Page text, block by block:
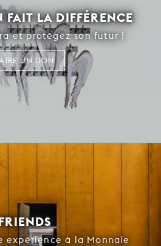
LA DIFFÉRENCE
et protégez son futur !
UN DON
expérience à la Monnaie